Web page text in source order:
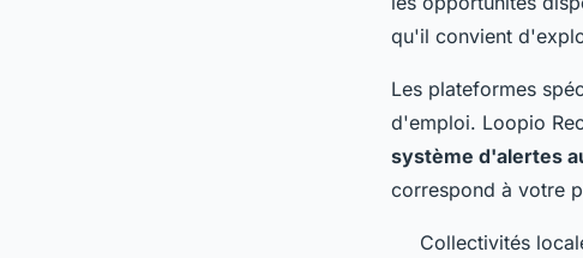
qu'il convient
Les plateformes
d'emploi. Loopio
système d'alertes
correspond à votre
Collectivités